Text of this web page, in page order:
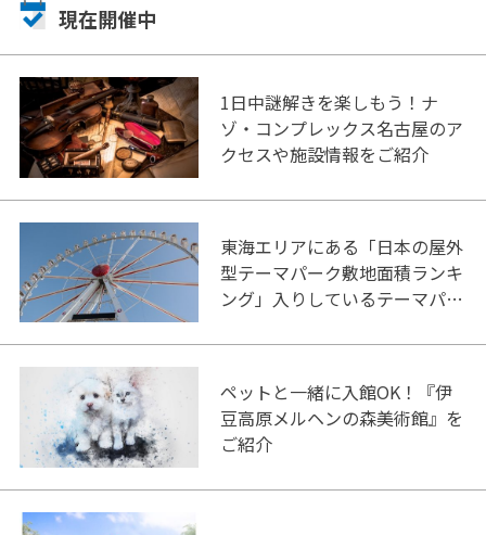
現在開催中
1日中謎解きを楽しもう！ナ
ゾ・コンプレックス名古屋のア
クセスや施設情報をご紹介
東海エリアにある「日本の屋外
型テーマパーク敷地面積ランキ
ング」入りしているテーマパー
ペットと一緒に入館OK！『伊
豆高原メルヘンの森美術館』を
ご紹介